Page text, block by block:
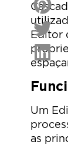
Editor
Um
as